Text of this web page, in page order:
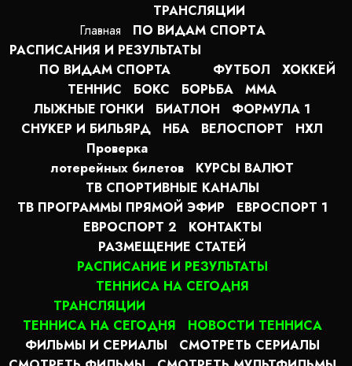
Главная
ТРАНСЛЯЦИИ
ПО ВИДАМ СПОРТA
РАСПИСАНИЯ И РЕЗУЛЬТАТЫ
ПО ВИДАМ СПОРТА
ФУТБОЛ
ХОККЕЙ
ТЕННИС
БОКС БОРЬБА
MMA
ЛЫЖНЫЕ ГОНКИ
БИАТЛОН
ФОРМУЛА 1
СНУКЕР И БИЛЬЯРД
НБА ВЕЛОСПОРТ
НХЛ
Проверка
лотерейных билетов
КУРСЫ ВАЛЮТ
ТВ СПОРТИВНЫЕ КАНАЛЫ
ТВ ПРОГРАММЫ ПРЯМОЙ ЭФИР
ЕВРОСПОРТ 1
ЕВРОСПОРТ 2
КОНТАКТЫ
РАЗМЕЩЕНИЕ СТАТЕЙ
РАСПИСАНИЕ И РЕЗУЛЬТАТЫ
ТЕННИСА НА СЕГОДНЯ
ТРАНСЛЯЦИИ
ТЕННИСА НА СЕГОДНЯ
НОВОСТИ ТЕННИСА
ФИЛЬМЫ И СЕРИАЛЫ
СМОТРЕТЬ СЕРИАЛЫ